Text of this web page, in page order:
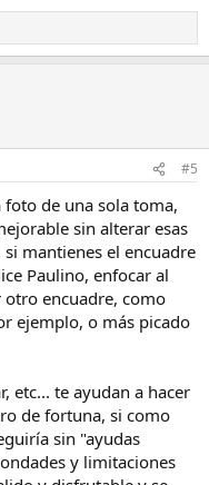
#5
de una sola toma,
sin alterar esas
mantienes el encuadre
Paulino, enfocar al
otro encuadre, como
ejemplo, o más picado
etc... te ayudan a hacer
de fortuna, si como
sin "ayudas
y limitaciones